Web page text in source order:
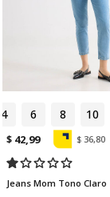
4 6 8 10
$ 42,99 $ 36,80
Jeans Mom Tono Claro